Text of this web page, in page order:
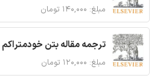
مبلغ: ۱۴۰,۰۰۰ تومان
ترجمه مقاله بتن خودمتراکم
مبلغ: ۱۲۰,۰۰۰ تومان